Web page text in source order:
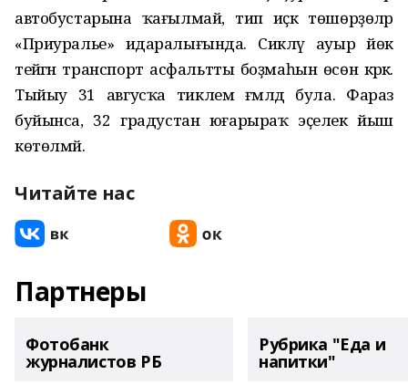
автобустарына ҡағылмай, тип иҫкә төшөрҙөләр
«Приуралье» идаралығында. Сикләү ауыр йөк
тейәгән транспорт асфальтты боҙмаһын өсөн кәрәк.
Тыйыу 31 авгусҡа тиклем ғәмәлдә була. Фараз
буйынса, 32 градустан юғарыраҡ эҫелек йыш
көтөлмәй.
Читайте нас
Партнеры
Фотобанк
журналистов РБ
Рубрика "Еда и
напитки"